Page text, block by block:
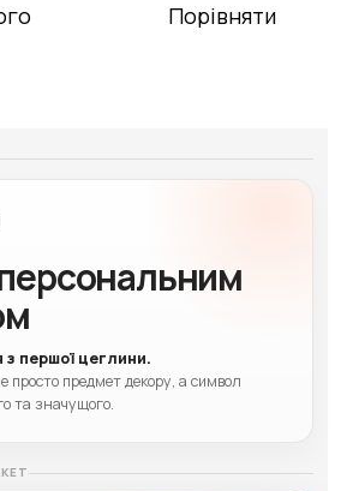
Порівняти
першої цеглини.
просто предмет декору, а символ
та значущого.